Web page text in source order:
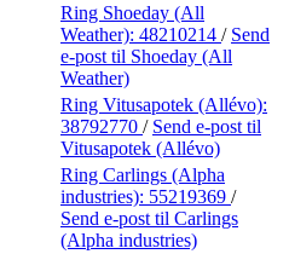
Ring Shoeday (All
Weather): 48210214 / Send
e-post til Shoeday (All
Weather)
Ring Vitusapotek (Allévo):
38792770 / Send e-post til
Vitusapotek (Allévo)
Ring Carlings (Alpha
industries): 55219369 /
Send e-post til Carlings
(Alpha industries)